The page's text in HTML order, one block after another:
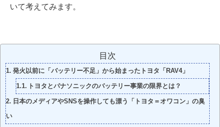
いて考えてみます。
目次
発火以前に「バッテリー不足」から始まったトヨタ「RAV4」
トヨタとパナソニックのバッテリー事業の限界とは？
日本のメディアやSNSを操作しても漂う「トヨタ＝オワコン」の臭
い